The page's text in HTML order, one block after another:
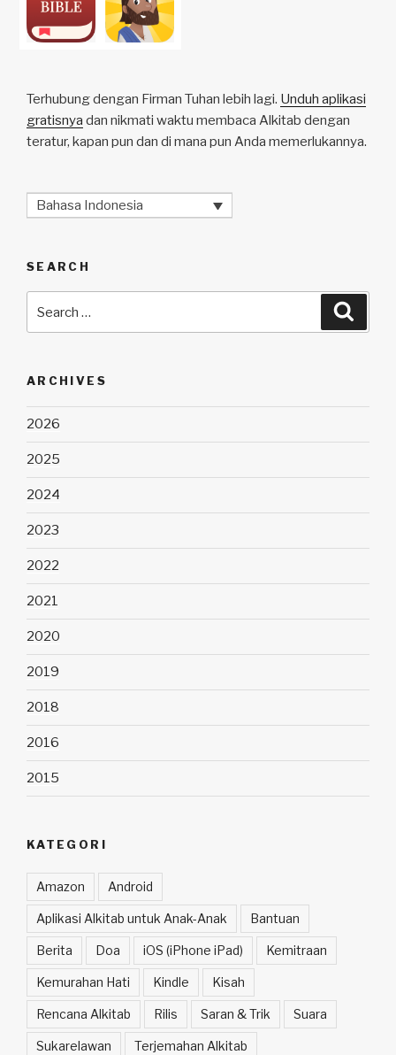
Terhubung dengan Firman Tuhan lebih lagi. Unduh aplikasi
gratisnya dan nikmati waktu membaca Alkitab dengan
teratur, kapan pun dan di mana pun Anda memerlukannya.
Bahasa Indonesia
SEARCH
ARCHIVES
2026
2025
2024
2023
2022
2021
2020
2019
2018
2016
2015
KATEGORI
Amazon Android
Aplikasi Alkitab untuk Anak-Anak Bantuan
Berita Doa iOS (iPhone iPad) Kemitraan
Kemurahan Hati Kindle Kisah
Rencana Alkitab Rilis Saran & Trik Suara
Sukarelawan Terjemahan Alkitab